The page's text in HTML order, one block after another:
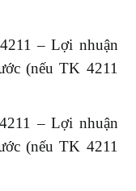
– Lợi nhuận
(nếu TK 4211
– Lợi nhuận
(nếu TK 4211